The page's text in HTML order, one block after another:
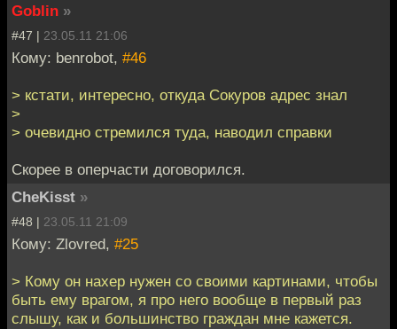
Goblin »
#47 | 23.05.11 21:06
Кому: benrobot, #46
> кстати, интересно, откуда Сокуров адрес знал
>
> очевидно стремился туда, наводил справки
Скорее в оперчасти договорился.
CheKisst »
#48 | 23.05.11 21:09
Кому: Zlovred, #25
> Кому он нахер нужен со своими картинами, чтобы
быть ему врагом, я про него вообще в первый раз
слышу, как и большинство граждан мне кажется.